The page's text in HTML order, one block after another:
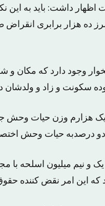
داشت: باید به این
ده هزار برابری انقراض
وجود دارد که مکان
سکونت و زاد و ولدشان
سال قبل انسان یک هزارم وزن
و نیم میلیون اسلحه با
که این امر نقض کننده